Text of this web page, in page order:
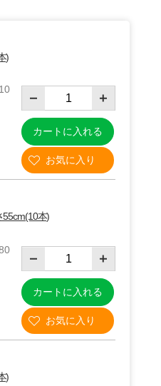
(9)直径8×長さ104cm(10本)
)
カートに入れる
55cm(10本)
カートに入れる
)